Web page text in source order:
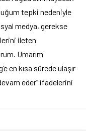
tepki nedeniyle
medya, gerekse
ileten
Umarım
en kısa sürede ulaşır
eder” ifadelerini